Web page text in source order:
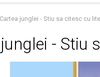
Cartea junglei - Stiu sa citesc cu
- Stiu